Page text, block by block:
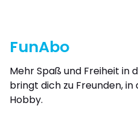
FunAbo
Mehr Spaß und Freiheit in
bringt dich zu Freunden,
Hobby.